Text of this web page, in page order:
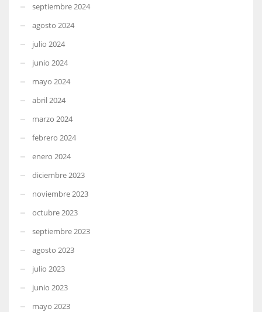
septiembre 2024
agosto 2024
julio 2024
junio 2024
mayo 2024
abril 2024
marzo 2024
febrero 2024
enero 2024
diciembre 2023
noviembre 2023
octubre 2023
septiembre 2023
agosto 2023
julio 2023
junio 2023
mayo 2023